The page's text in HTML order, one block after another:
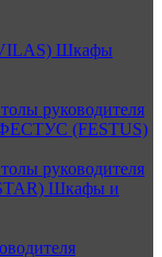
Шкафы
руководителя
(FESTUS)
руководителя
Шкафы и